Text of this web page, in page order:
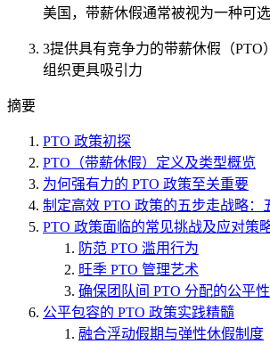
美国，带薪休假通常被视为一种可
3提供具有竞争力的带薪休假（PTO
组织更具吸引力
摘要
PTO 政策初探
PTO（带薪休假）定义及类型概览
为何强有力的 PTO 政策至关重要
制定高效 PTO 政策的五步走战略：
PTO 政策面临的常见挑战及应对策
防范 PTO 滥用行为
旺季 PTO 管理艺术
确保团队间 PTO 分配的公平性
公平包容的 PTO 政策实践精髓
融合浮动假期与弹性休假制度